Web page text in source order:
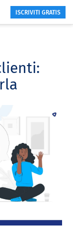
ISCRIVITI GRATIS